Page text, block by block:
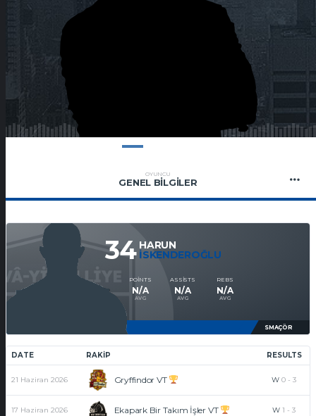
OYUNCU
GENEL BILGILER
34 HARUN
İSKENDEROĞLU
POINTS
N/A
AVG
ASSISTS
N/A
AVG
REBS
N/A
AVG
SMAÇÖR
DATE RAKIP RESULTS
21 Haziran 2026 Gryffindor VT W 0 - 3
17 Haziran 2026 Ekapark Bir Takım İşler VT W 1 - 3